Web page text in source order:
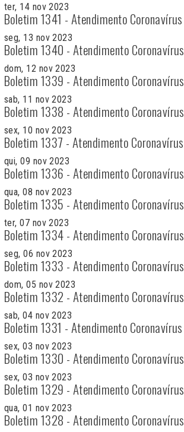
ter, 14 nov 2023
Boletim 1341 - Atendimento Coronavírus
seg, 13 nov 2023
Boletim 1340 - Atendimento Coronavírus
dom, 12 nov 2023
Boletim 1339 - Atendimento Coronavírus
sab, 11 nov 2023
Boletim 1338 - Atendimento Coronavírus
sex, 10 nov 2023
Boletim 1337 - Atendimento Coronavírus
qui, 09 nov 2023
Boletim 1336 - Atendimento Coronavírus
qua, 08 nov 2023
Boletim 1335 - Atendimento Coronavírus
ter, 07 nov 2023
Boletim 1334 - Atendimento Coronavírus
seg, 06 nov 2023
Boletim 1333 - Atendimento Coronavírus
dom, 05 nov 2023
Boletim 1332 - Atendimento Coronavírus
sab, 04 nov 2023
Boletim 1331 - Atendimento Coronavírus
sex, 03 nov 2023
Boletim 1330 - Atendimento Coronavírus
sex, 03 nov 2023
Boletim 1329 - Atendimento Coronavírus
qua, 01 nov 2023
Boletim 1328 - Atendimento Coronavírus